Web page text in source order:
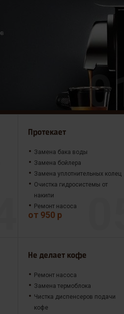
Протекает
Замена бака воды
Замена бойлера
Замена уплотнительных колец
Очистка гидросистемы от
накипи
Ремонт насоса
от 950 р
Не делает кофе
Ремонт насоса
Замена термоблока
Чистка диспенсеров подачи
кофе